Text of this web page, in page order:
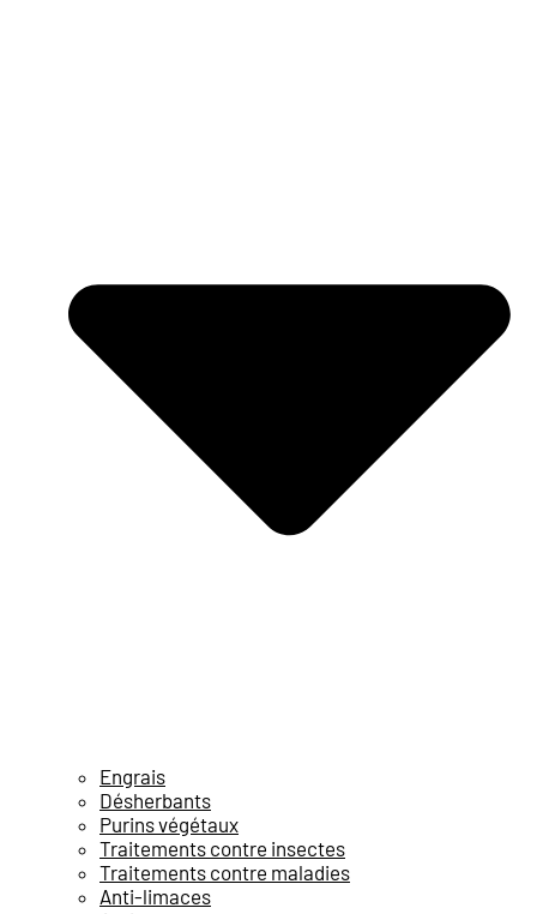
Engrais
Désherbants
Purins végétaux
Traitements contre insectes
Traitements contre maladies
Anti-limaces